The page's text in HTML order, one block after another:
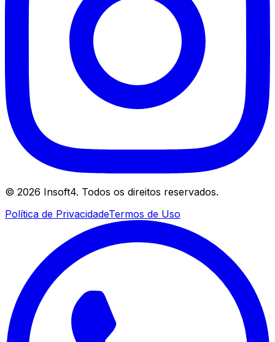
© 2026 Insoft4. Todos os direitos reservados.
Política de PrivacidadeTermos de Uso